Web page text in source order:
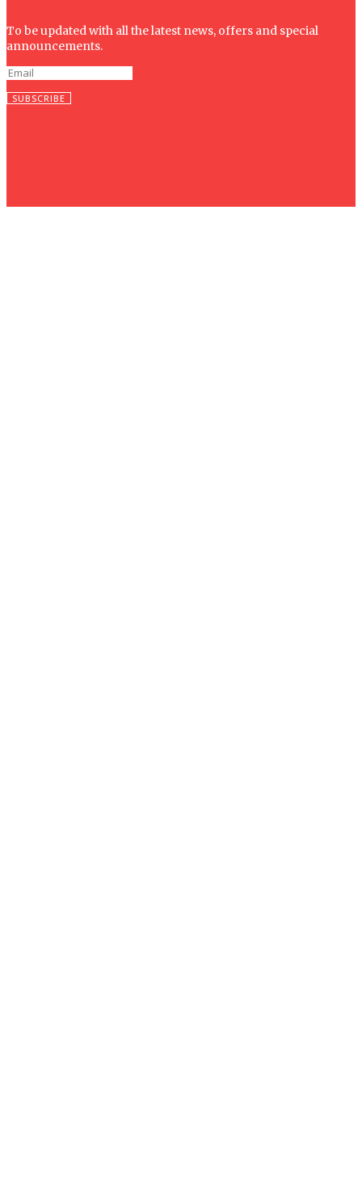
To be updated with all the latest news, offers and special
announcements.
SUBSCRIBE